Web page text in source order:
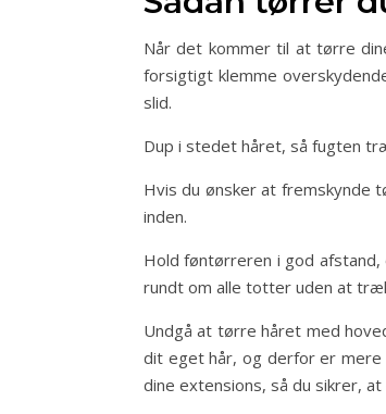
Når det kommer til at tørre
forsigtigt klemme
slid.
Dup i stedet håret, så fugten
Hvis du ønsker at fremskynde
inden.
Hold føntørreren i god
rundt om alle totter uden at
Undgå at tørre håret med
dit eget hår, og derfor er
dine extensions, så du sikrer,